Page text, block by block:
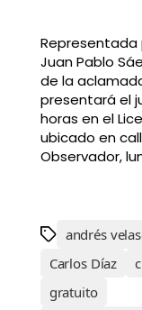
Representada
Juan Pablo
de la
presentará el
horas en el
ubicado en
Observador,
andrés
Carlos Díaz
gratuito